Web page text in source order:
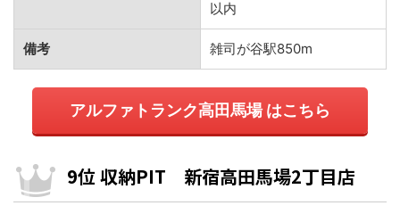
以内
備考 雑司が谷駅850m
アルファトランク高田馬場 はこちら
9位 収納PIT 新宿高田馬場2丁目店